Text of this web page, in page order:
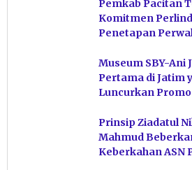
Pemkab Pacitan
Komitmen
Penetapan
Museum SBY-Ani
Pertama di Jatim
Luncurkan Promo
Prinsip Ziadatul
Mahmud
Keberkahan ASN